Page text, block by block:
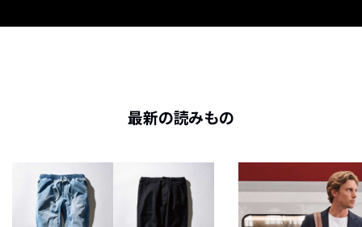
最新の読みもの